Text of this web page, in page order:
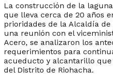
La construcción de la
que lleva cerca de 20 años
prioridades de la Alcaldía
una reunión con el
Acero, se analizaron los
requerimientos para
acueducto y alcantarillo
del Distrito de Riohacha.